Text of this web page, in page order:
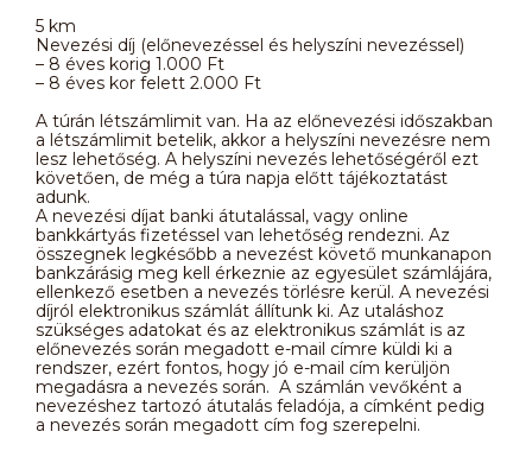
5 km
Nevezési díj (előnevezéssel és helyszíni nevezéssel)
– 8 éves korig 1.000 Ft
– 8 éves kor felett 2.000 Ft
A túrán létszámlimit van. Ha az előnevezési időszakban
a létszámlimit betelik, akkor a helyszíni nevezésre nem
lesz lehetőség. A helyszíni nevezés lehetőségéről ezt
követően, de még a túra napja előtt tájékoztatást
adunk.
A nevezési díjat banki átutalással, vagy online
bankkártyás fizetéssel van lehetőség rendezni. Az
összegnek legkésőbb a nevezést követő munkanapon
bankzárásig meg kell érkeznie az egyesület számlájára,
ellenkező esetben a nevezés törlésre kerül. A nevezési
díjról elektronikus számlát állítunk ki. Az utaláshoz
szükséges adatokat és az elektronikus számlát is az
előnevezés során megadott e-mail címre küldi ki a
rendszer, ezért fontos, hogy jó e-mail cím kerüljön
megadásra a nevezés során. A számlán vevőként a
nevezéshez tartozó átutalás feladója, a címként pedig
a nevezés során megadott cím fog szerepelni.